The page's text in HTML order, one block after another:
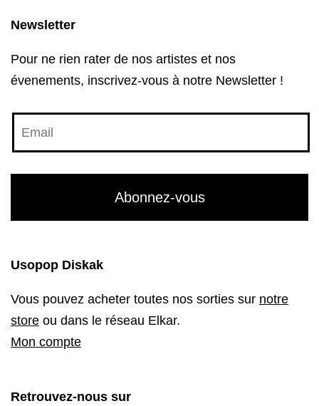
Newsletter
Pour ne rien rater de nos artistes et nos
évenements, inscrivez-vous à notre Newsletter !
Usopop Diskak
Vous pouvez acheter toutes nos sorties sur notre
store ou dans le réseau Elkar.
Mon compte
Retrouvez-nous sur